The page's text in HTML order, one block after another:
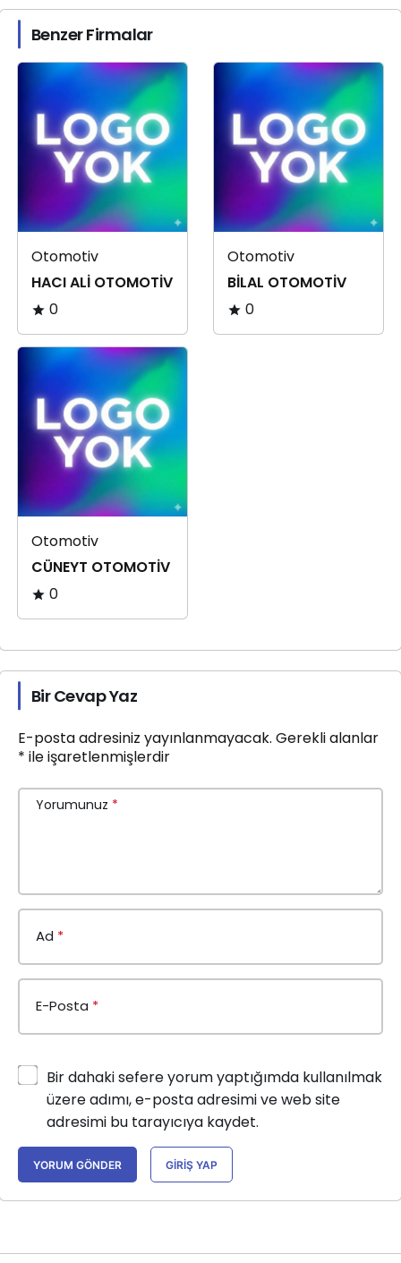
Benzer Firmalar
Otomotiv
HACI ALİ OTOMOTİV
0
Otomotiv
BİLAL OTOMOTİV
0
Otomotiv
CÜNEYT OTOMOTİV
0
Bir Cevap Yaz
E-posta adresiniz yayınlanmayacak. Gerekli alanlar
* ile işaretlenmişlerdir
Yorumunuz *
Ad *
E-Posta *
Bir dahaki sefere yorum yaptığımda kullanılmak
üzere adımı, e-posta adresimi ve web site
adresimi bu tarayıcıya kaydet.
YORUM GÖNDER GIRIŞ YAP